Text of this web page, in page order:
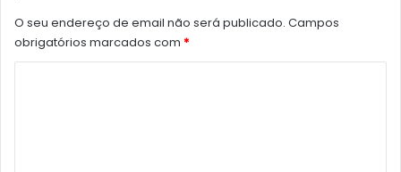
O seu endereço de email não será publicado. Campos
obrigatórios marcados com *